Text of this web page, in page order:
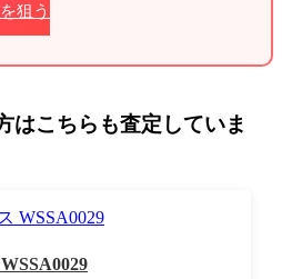
狙う
はこちらも査定していま